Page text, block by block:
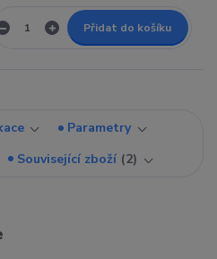
Přidat do košíku
Parametry
Související zboží 2